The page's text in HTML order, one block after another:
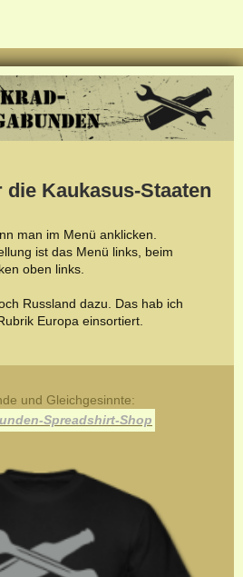
Kaukasus-Staaten
man im Menü anklicken.
ist das Menü links, beim
oben links.
Russland dazu. Das hab ich
Europa einsortiert.
und Gleichgesinnte:
Spreadshirt-Shop